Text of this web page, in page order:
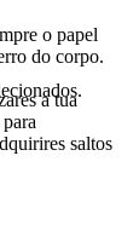
o papel
do corpo.
a tua
saltos